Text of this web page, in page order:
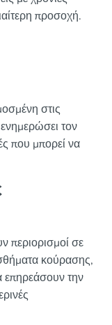
προσοχή.
στις
τον
που μπορεί να
περιορισμοί σε
κούρασης,
επηρεάσουν την